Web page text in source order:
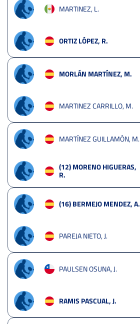
MARTINEZ, L.
ORTIZ LÓPEZ, R.
MORLÁN MARTÍNEZ, M.
MARTINEZ CARRILLO, M.
MARTÍNEZ GUILLAMÓN, M.
(12) MORENO HIGUERAS,
R.
(16) BERMEJO MENDEZ, A.
PAREJA NIETO, J.
PAULSEN OSUNA, J.
RAMIS PASCUAL, J.